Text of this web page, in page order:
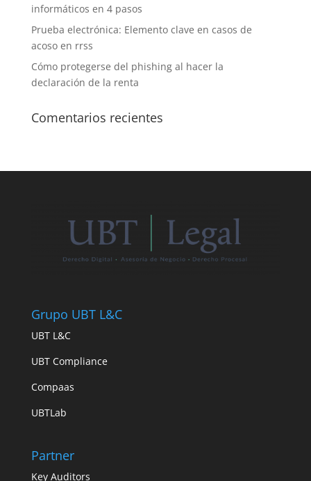
informáticos en 4 pasos
Prueba electrónica: Elemento clave en casos de
acoso en rrss
Cómo protegerse del phishing al hacer la
declaración de la renta
Comentarios recientes
Grupo UBT L&C
UBT L&C
UBT Compliance
Compaas
UBTLab
Partner
Key Auditors